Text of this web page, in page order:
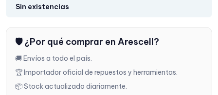
Sin existencias
🛡️ ¿Por qué comprar en Arescell?
🚚 Envíos a todo el país.
🏆 Importador oficial de repuestos y herramientas.
📦 Stock actualizado diariamente.